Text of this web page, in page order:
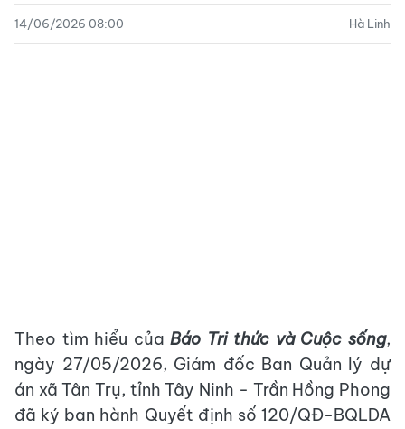
14/06/2026 08:00 Hà Linh
Theo tìm hiểu củaBáo Tri thức và Cuộc sống,
ngày 27/05/2026, Giám đốc Ban Quản lý dự
án xã Tân Trụ, tỉnh Tây Ninh - Trần Hồng Phong
đã ký ban hành Quyết định số 120/QĐ-BQLDA